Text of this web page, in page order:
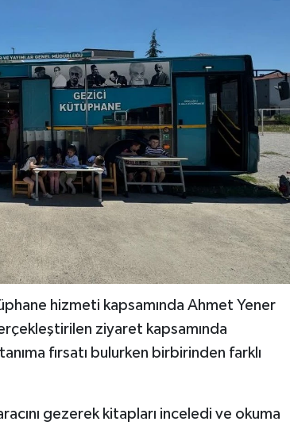
hizmeti kapsamında Ahmet Yener
ziyaret kapsamında
fırsatı bulurken birbirinden farklı
gezerek kitapları inceledi ve okuma